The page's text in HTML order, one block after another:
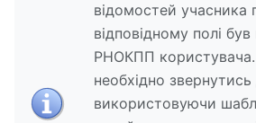
відомостей
відповідному полі
РНОКПП
необхідно
використовуючи